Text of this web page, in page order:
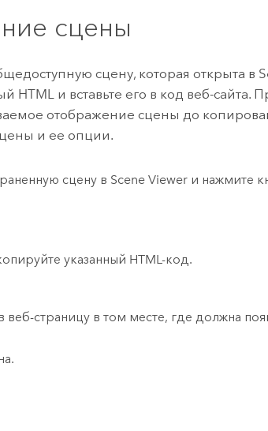
сцены
сцену, которая открыта в
HTML и вставьте его в код веб-
отображение сцены до
и ее опции.
сцену в Scene Viewer и нажмите
указанный HTML-код.
веб-страницу в том месте, где должна